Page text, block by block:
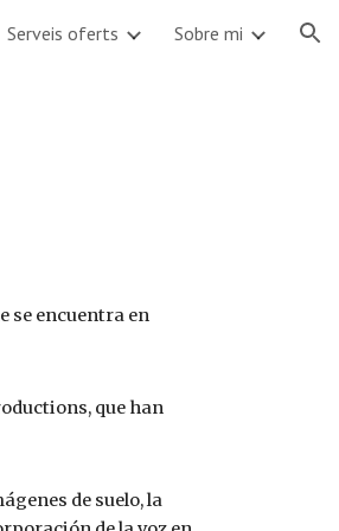
Serveis oferts Sobre mi
se encuentra en
que han
de suelo, la